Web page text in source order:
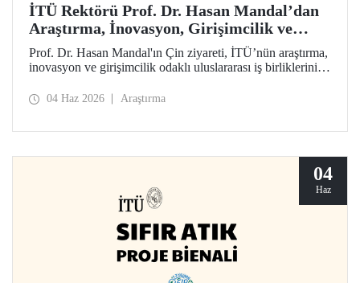
İTÜ Rektörü Prof. Dr. Hasan Mandal’dan
Araştırma, İnovasyon, Girişimcilik ve
Teknoloji Odaklı Uluslararası İş
Birliklerini Güçlendiren Çin Ziyareti
Prof. Dr. Hasan Mandal'ın Çin ziyareti, İTÜ’nün araştırma,
inovasyon ve girişimcilik odaklı uluslararası iş birliklerini
owned Capital Investment Co. (SSCI) ve TIMC ile İTÜ
04 Haz 2026 Araştırma
04
Haz